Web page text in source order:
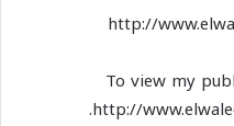
http://
To view my
http://